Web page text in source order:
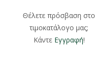
Θέλετε πρόσβαση στο
τιμοκατάλογο μας;
Κάντε Εγγραφή!